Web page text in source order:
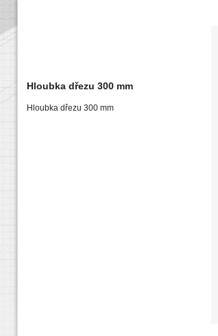
Hloubka dřezu 300 mm
Hloubka dřezu 300 mm